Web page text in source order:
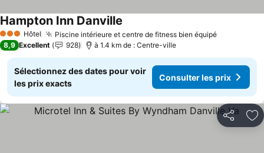
3 ÉtoilesHôtel Piscine intérieure et centre de fitness bien équipéConsulter
Hampton Inn Danville
8,9 Excellent 928 à 1.4 km de : Centre-ville
Sélectionnez des dates pour voir
les prix exacts
Consulter les prix
Partager